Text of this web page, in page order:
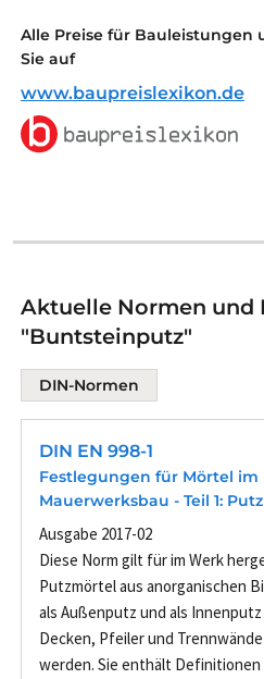
Alle Preise für Bauleistungen
Sie auf
www.baupreislexikon.de
Aktuelle Normen und
"Buntsteinputz"
DIN-Normen
DIN EN 998-1
Festlegungen für Mörtel im
Mauerwerksbau - Teil 1:
Ausgabe 2017-02
Diese Norm gilt für im Werk
Putzmörtel aus anorganischen
als Außenputz und als
Decken, Pfeiler und
werden. Sie enthält Definitionen